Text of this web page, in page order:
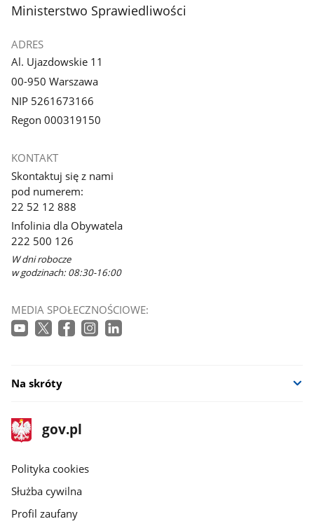
stopka
Ministerstwo Sprawiedliwości
ADRES
Al. Ujazdowskie 11
00-950 Warszawa
NIP 5261673166
Regon 000319150
KONTAKT
Skontaktuj się z nami
pod numerem:
22 52 12 888
Infolinia dla Obywatela
222 500 126
W dni robocze
w godzinach: 08:30-16:00
MEDIA SPOŁECZNOŚCIOWE:
Na skróty
stopka
gov.pl
Strona
gov.pl
gov.pl
Polityka cookies
Służba cywilna
Profil zaufany